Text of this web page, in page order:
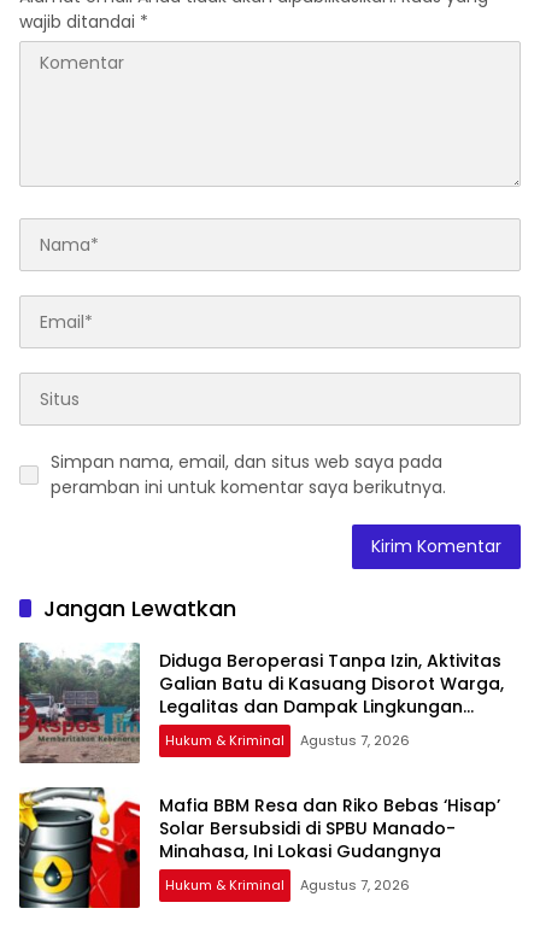
wajib ditandai *
Simpan nama, email, dan situs web saya pada
peramban ini untuk komentar saya berikutnya.
Jangan Lewatkan
Diduga Beroperasi Tanpa Izin, Aktivitas
Galian Batu di Kasuang Disorot Warga,
Legalitas dan Dampak Lingkungan
Dipertanyakan
Hukum & Kriminal Agustus 7, 2026
Mafia BBM Resa dan Riko Bebas ‘Hisap’
Solar Bersubsidi di SPBU Manado-
Minahasa, Ini Lokasi Gudangnya
Hukum & Kriminal Agustus 7, 2026